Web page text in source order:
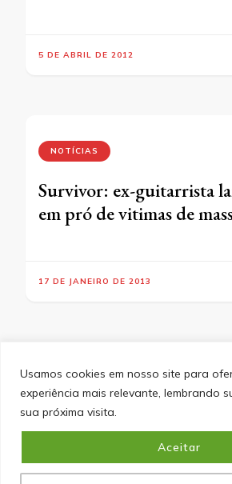
Usamos cookies em nosso site para
experiência mais relevante, lembrando
sua próxima visita.
Aceitar
5 DE ABRIL DE 2012
NOTÍCIAS
Survivor: ex-guitarrista
em pró de vitimas de
17 DE JANEIRO DE 2013
&cópia; Direitos Autorais 2026Portal
direitos reservados.Blossom PinIt |
Blossom Themes. Desenvolvido por
SITEMAP POLÍTICA DE